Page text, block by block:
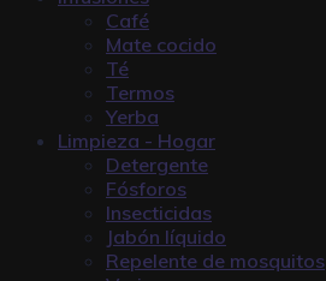
Café
Mate cocido
Té
Termos
Yerba
Limpieza - Hogar
Detergente
Fósforos
Insecticidas
Jabón líquido
Repelente de mosquitos